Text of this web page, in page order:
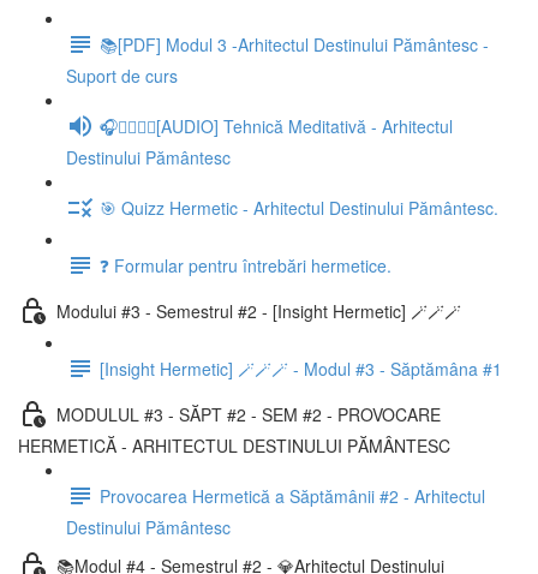
📚[PDF] Modul 3 -Arhitectul Destinului Pământesc -
Suport de curs
🎧🧘‍♂️🧘‍♀️[AUDIO] Tehnică Meditativă - Arhitectul
Destinului Pământesc
🎯 Quizz Hermetic - Arhitectul Destinului Pământesc.
❓ Formular pentru întrebări hermetice.
Modului #3 - Semestrul #2 - [Insight Hermetic] 🪄🪄🪄
[Insight Hermetic] 🪄🪄🪄 - Modul #3 - Săptămâna #1
MODULUL #3 - SĂPT #2 - SEM #2 - PROVOCARE
HERMETICĂ - ARHITECTUL DESTINULUI PĂMÂNTESC
Provocarea Hermetică a Săptămânii #2 - Arhitectul
Destinului Pământesc
📚Modul #4 - Semestrul #2 - 💎Arhitectul Destinului